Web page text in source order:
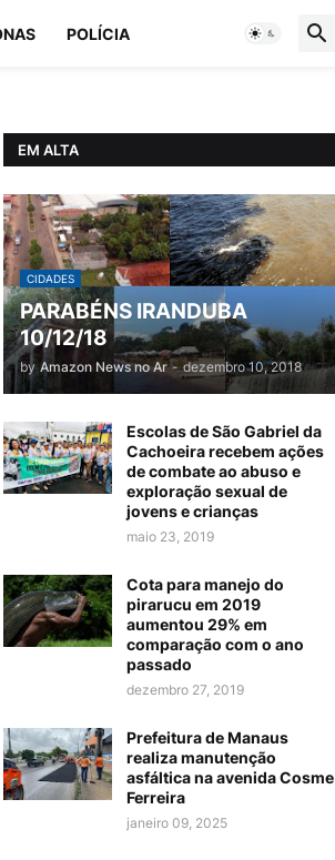
POLÍCIA
EM ALTA
CIDADES
PARABÉNS IRANDUBA
10/12/18
by Amazon News no Ar - dezembro 10, 2018
Escolas de São Gabriel da
Cachoeira recebem ações
de combate ao abuso e
exploração sexual de
jovens e crianças
maio 23, 2019
Cota para manejo do
pirarucu em 2019
aumentou 29% em
comparação com o ano
passado
dezembro 27, 2019
Prefeitura de Manaus
realiza manutenção
asfáltica na avenida Cosme
Ferreira
janeiro 09, 2025